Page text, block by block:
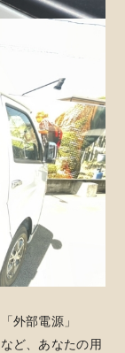
外部電源」
ど、あなたの用